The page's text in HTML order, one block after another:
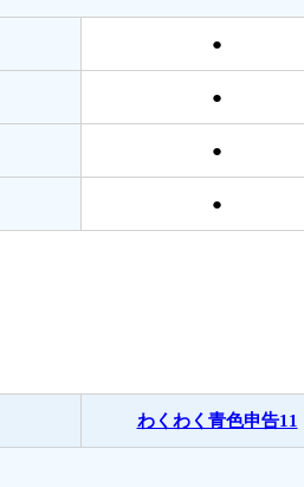
●
●
●
●
わくわく青色申告11